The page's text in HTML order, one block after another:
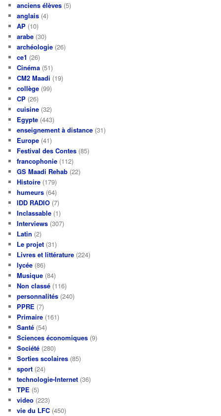
anciens élèves (5)
anglais (4)
AP (10)
arabe (30)
archéologie (26)
ce1 (26)
Cinéma (51)
CM2 Maadi (19)
collège (99)
CP (26)
cuisine (32)
Egypte (443)
enseignement à distance (31)
Europe (41)
Festival des Contes (85)
francophonie (112)
GS Maadi Rehab (22)
Histoire (179)
humeurs (64)
IDD RADIO (7)
Inclassable (1)
Interviews (307)
Latin (2)
Le projet (31)
Livres et littérature (224)
lycée (86)
Musique (84)
Non classé (116)
personnalités (240)
PPRE (7)
Primaire (161)
Santé (54)
Sciences économiques (9)
Société (280)
Sorties scolaires (85)
sport (24)
technologie-Internet (36)
TPE (5)
video (223)
vie du LFC (450)